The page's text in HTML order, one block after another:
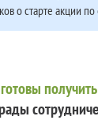
о старте акции